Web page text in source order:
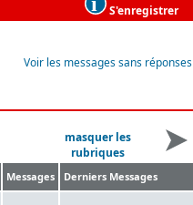
S'enregistrer
Voir les messages sans réponses
masquer les
rubriques
Messages Derniers Messages